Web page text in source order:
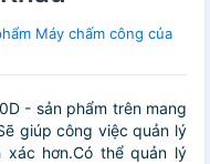
Máy chấm công của
- sản phẩm trên mang
giúp công việc quản lý
hơn.Có thể quản lý